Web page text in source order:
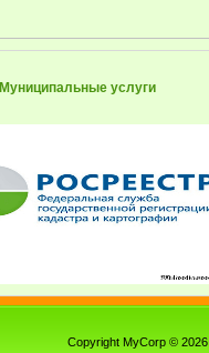
Муниципальные услуги
Copyright MyCorp © 2026